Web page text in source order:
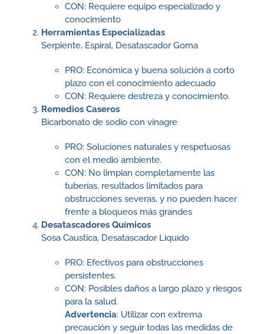
CON: Requiere equipo especializado y
conocimiento
Herramientas Especializadas
Serpiente, Espiral, Desatascador Goma
PRO: Económica y buena solución a corto
plazo con el conocimiento adecuado
CON: Requiere destreza y conocimiento.
Remedios Caseros
Bicarbonato de sodio con vinagre
PRO: Soluciones naturales y respetuosas
con el medio ambiente.
CON: No limpian completamente las
tuberías, resultados limitados para
obstrucciones severas, y no pueden hacer
frente a bloqueos más grandes
Desatascadores Químicos
Sosa Caustica, Desatascador Liquido
PRO: Efectivos para obstrucciones
persistentes.
CON: Posibles daños a largo plazo y riesgos
para la salud.
Advertencia: Utilizar con extrema
precaución y seguir todas las medidas de